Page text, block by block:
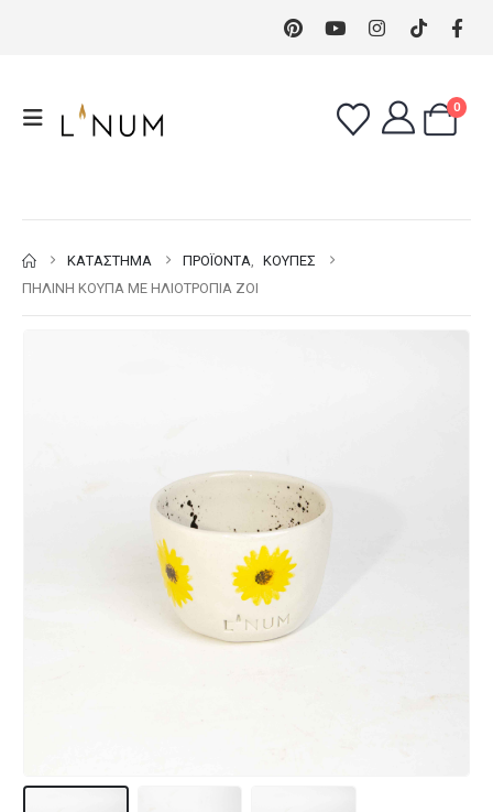
0
ΚΑΤΆΣΤΗΜΑ ΠΡΟΪΌΝΤΑ, ΚΟΎΠΕΣ
ΠΉΛΙΝΗ ΚΟΎΠΑ ΜΕ ΗΛΙΟΤΡΌΠΙΑ ZOI